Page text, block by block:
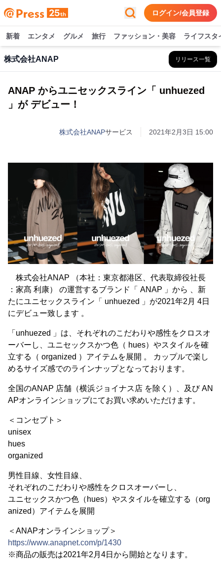
ログイン/会員登録
新着 エンタメ グルメ 旅行 ファッション・美容 ライフスタ
株式会社ANAP リリース一覧
ANAP からユニセックスライン「 unhuezed
」が デビュー！
株式会社ANAPサービス 2021年2月3日 15:00
株式会社ANAP （本社：東京都港区、代表取締役社長
：家髙 利康） の運営するブランド「 ANAP 」から 、新
たにユニセックスライン「 unhuezed 」が2021年2月 4日
にデビュー致します 。
「unhuezed 」は、それぞれのこだわりや感性をクロスオ
ーバーし、ユニセックスかつ色（ hues）やスタイルを確
立する（ organized ）アイテムを展開 。 カップルで楽し
めるサイズ感でのラインナップとなっております。
全国のANAP 店舗（横浜ジョイナス店 を除く）、及び AN
APオンラインショップにてお買い求めいただけます。
＜コンセプト＞
unisex
hues
organized
男性目線、女性目線、
それぞれのこだわりや感性をクロスオーバーし、
ユニセックスかつ色（hues）やスタイルを確立する（org
anized）アイテムを展開
＜ANAPオンラインショップ＞
https://www.anapnet.com/p/1430
※商品の販売は2021年2月4日から開始となります。